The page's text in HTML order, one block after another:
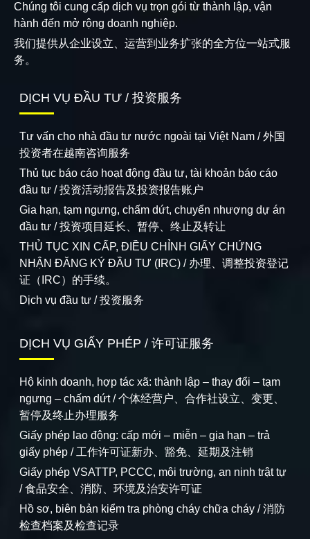
Chúng tôi cung cấp dịch vụ trọn gói từ thành lập, vận
hành đến mở rộng doanh nghiệp.
我们提供从企业设立、运营到业务扩张的全方位一站式服
务。
DỊCH VỤ ĐẦU TƯ / 投资服务
Tư vấn cho nhà đầu tư nước ngoài tại Việt Nam / 外国
投资者在越南咨询服务
Thủ tục báo cáo hoạt động đầu tư, tài khoản báo cáo
đầu tư / 投资活动报告及投资报告账户
Gia hạn, tạm ngưng, chấm dứt, chuyển nhượng dự án
đầu tư / 投资项目延长、暂停、终止及转让
THỦ TỤC XIN CẤP, ĐIỀU CHỈNH GIẤY CHỨNG
NHẬN ĐĂNG KÝ ĐẦU TƯ (IRC) / 办理、调整投资登记
证（IRC）的手续。
Dịch vụ đầu tư / 投资服务
DỊCH VỤ GIẤY PHÉP / 许可证服务
Hộ kinh doanh, hợp tác xã: thành lập – thay đổi – tạm
ngưng – chấm dứt / 个体经营户、合作社设立、变更、
暂停及终止办理服务
Giấy phép lao động: cấp mới – miễn – gia hạn – trả
giấy phép / 工作许可证新办、豁免、延期及注销
Giấy phép VSATTP, PCCC, môi trường, an ninh trật tự
/ 食品安全、消防、环境及治安许可证
Hồ sơ, biên bản kiểm tra phòng cháy chữa cháy / 消防
检查档案及检查记录